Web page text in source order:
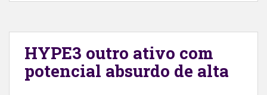
HYPE3 outro ativo com
potencial absurdo de alta